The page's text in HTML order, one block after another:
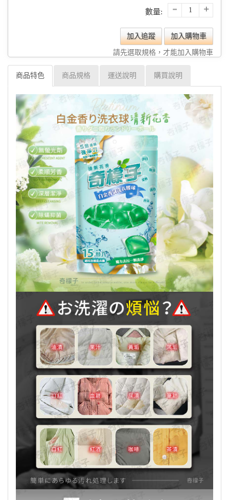
數量: - +
加入追蹤 加入購物車
請先選取規格，才能加入購物車
商品特色 商品規格 運送說明 購買說明